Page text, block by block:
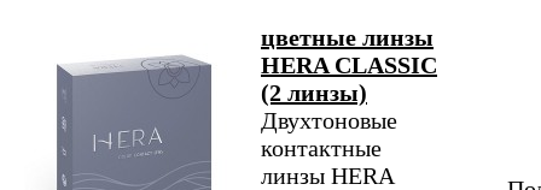
цветные линзы
HERA CLASSIC
(2 линзы)
Двухтоновые
контактные
линзы HERA